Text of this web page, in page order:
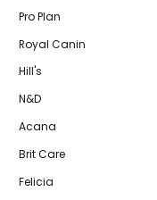
Pro Plan
Royal Canin
Hill's
N&D
Acana
Brit Care
Felicia